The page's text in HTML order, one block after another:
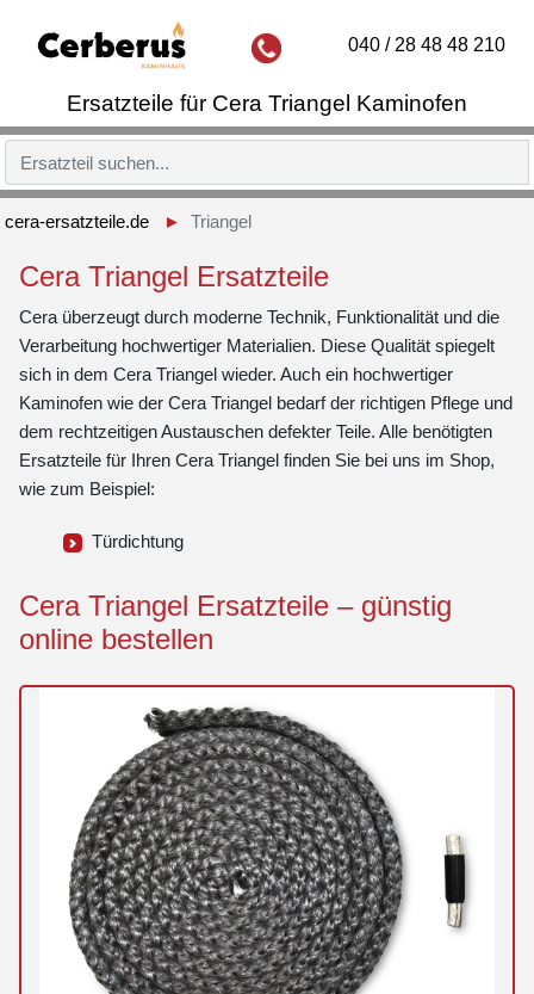
Ersatzteile für Cera Triangel Kaminofen
040 / 28 48 48 210
cera-ersatzteile.de Triangel
Cera Triangel Ersatzteile
Cera überzeugt durch moderne Technik, Funktionalität und die
Verarbeitung hochwertiger Materialien. Diese Qualität spiegelt
sich in dem Cera Triangel wieder. Auch ein hochwertiger
Kaminofen wie der Cera Triangel bedarf der richtigen Pflege und
dem rechtzeitigen Austauschen defekter Teile. Alle benötigten
Ersatzteile für Ihren Cera Triangel finden Sie bei uns im Shop,
wie zum Beispiel:
Türdichtung
Cera Triangel Ersatzteile – günstig
online bestellen